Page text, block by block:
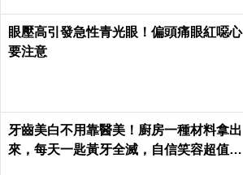
眼壓高引發急性青光眼！偏頭痛眼紅噁心
要注意
牙齒美白不用靠醫美！廚房一種材料拿出
來，每天一匙黃牙全滅，自信笑容超值｜